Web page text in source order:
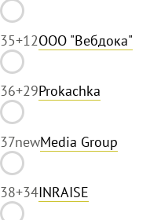
35+12ООО "Вебдока"
36+29Prokachka
37newMedia Group
38+34INRAISE